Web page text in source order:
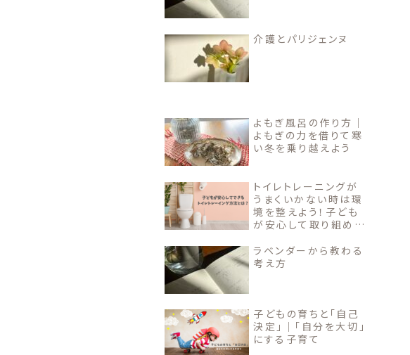
介護とパリジェンヌ
よもぎ風呂の作り方｜
よもぎの力を借りて寒
い冬を乗り越えよう
トイレトレーニングが
うまくいかない時は環
境を整えよう！子ども
が安心して取り組める
ラベンダーから教わる
考え方
子どもの育ちと「自己
決定」｜「自分を大切」
にする子育て